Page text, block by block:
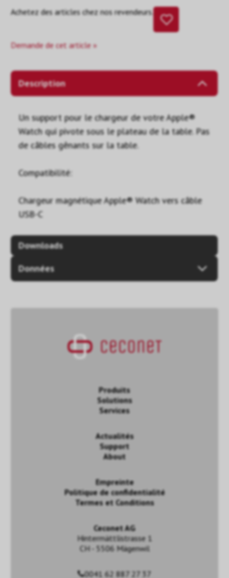
Achetez des articles chez nos revendeurs.
Demande de cet article »
Description
Un support pour le chargeur de votre Apple®
Watch qui pivote sous le plateau de la table. Pas
de câbles gênants sur la table.
Compatibilité:
Chargeur magnétique Apple® Watch vers câble
USB-C
Downloads
Données
Produits
Solutions
Services
Actualités
Support
About
Empreinte
Politique de confidentialité
Termes et Conditions
Ceconet AG
Hintermättlistrasse 1
CH - 5506 Mägenwil
0041 62 887 27 37